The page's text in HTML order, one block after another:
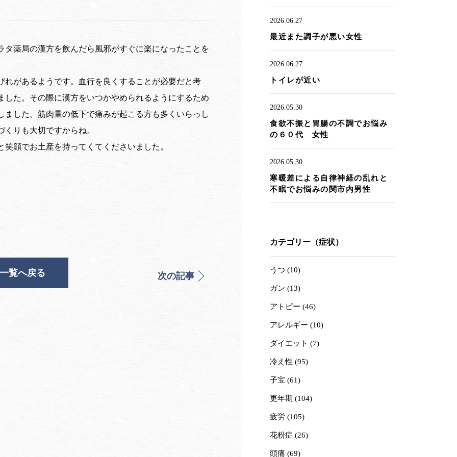
薬局の漢方を飲んだら風邪がすぐに楽になったことを
があるようです。血行を良くすることが必要だと考
た。その際に漢方をいつかやめられるようにするため
した。筋肉量の低下で痛みが起こる方も多くいらっし
りも大切ですからね。
顔でお土産を持ってくてくださいました。
一覧へ戻る 次の記事
2026.06.27
最近また調子が悪い女性
2026.06.27
トイレが近い
2026.05.30
食欲不振と胃腸の不調でお悩み
の６０代 女性
2026.05.30
寒暖差による自律神経の乱れと
不眠でお悩みの関市内男性
カテゴリー（症状）
うつ (10)
ガン (13)
アトピー (46)
アレルギー (10)
ダイエット (7)
冷え性 (95)
子宝 (61)
更年期 (104)
疲労 (105)
花粉症 (26)
頭痛 (69)